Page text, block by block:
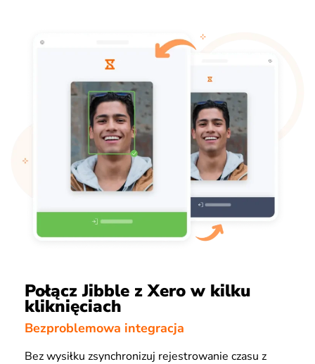
Połącz Jibble z Xero w kilku
kliknięciach
Bezproblemowa integracja
Bez wysiłku zsynchronizuj rejestrowanie czasu z